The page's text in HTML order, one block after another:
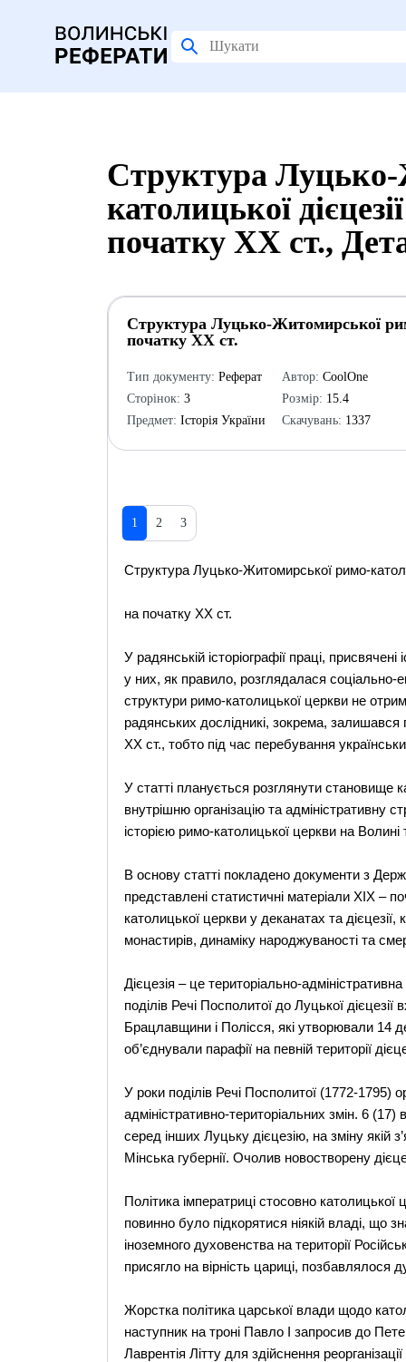
Структура
католицької
початку ХХ ст.,
Структура Луцько-Житомирської
початку ХХ ст.
Тип документу: Реферат
Сторінок: 3
Предмет: Історія України
Автор: CoolOne
Розмір: 15.4
Скачувань: 1337
1 2 3
Структура Луцько-Житомирської римо-
на початку ХХ ст.
У радянській історіографії праці,
у них, як правило, розглядалася соціально-
структури римо-католицької церкви не
радянських дослідникі, зокрема, залишався
ХХ ст., тобто під час перебування
У статті планується розглянути становище
внутрішню організацію та адміністративну
історією римо-католицької церкви на
В основу статті покладено документи з
представлені статистичні матеріали ХІХ –
католицької церкви у деканатах та дієцезії,
монастирів, динаміку народжуваності та
Дієцезія – це територіально-
поділів Речі Посполитої до Луцької
Брацлавщини і Полісся, які утворювали 14
об’єднували парафії на певній території
У роки поділів Речі Посполитої (1772-1795)
адміністративно-територіальних змін. 6
серед інших Луцьку дієцезію, на зміну якій
Мінська губернії. Очолив новостворену
Політика імператриці стосовно
повинно було підкорятися ніякій владі, що
іноземного духовенства на території
присягло на вірність цариці, позбавлялося
Жорстка політика царської влади щодо
наступник на троні Павло І запросив до
Лаврентія Літту для здійснення